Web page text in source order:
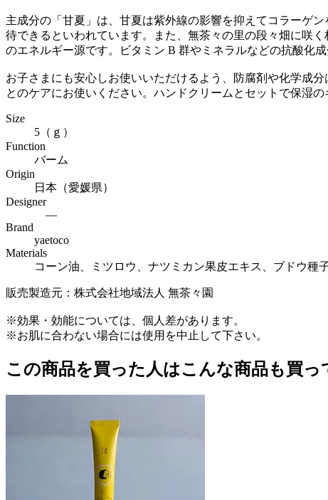
主成分の「甘夏」は、甘夏は紫外線の影響を抑えてコラーゲ
待できるといわれています。また、無茶々の里の段々畑に咲
のエネルギー源です。ビタミン B 群やミネラルなどの抗酸化
お子さまにも安心しお使いいただけるよう、防腐剤や化学成
とのケアにお使いください。ハンドクリームとセットで保湿の
Size
5（ｇ）
Function
バーム
Origin
日本（愛媛県）
Designer
―
Brand
yaetoco
Materials
コーン油、ミツロウ、ナツミカン果皮エキス、ブドウ
販売製造元：株式会社地域法人 無茶々園
※効果・効能については、個人差があります。
※お肌に合わない場合には使用を中止して下さい。
この商品を買った人はこんな商品も買っ